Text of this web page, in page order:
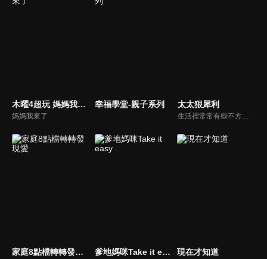
木曜4超玩 媽媽我來了
媽媽我來了
幸福學堂-親子系列 太太狠犀利
生活裡常常有些不方便，但其實只要有一些小創意，就會讓生活變得更有趣，就讓美食達人焦志方與生活玩家巴鈺帶領專家們，告訴大家最即時、最便利、最實用的解決之道！
家庭8點檔轉轉發現愛 爹地媽咪Take it easy 現在才知道